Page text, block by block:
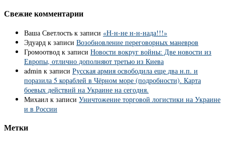
Свежие комментарии
Ваша Светлость к записи «Н-н-не н-н-нада!!!»
Эдуард к записи Возобновление переговорных маневров
Громоотвод к записи Новости вокруг войны: Две новости из
Европы, отлично дополняют третью из Киева
admin к записи Русская армия освободила еще два н.п. и
поразила 5 кораблей в Чёрном море (подробности). Карта
боевых действий на Украине на сегодня.
Михаил к записи Уничтожение торговой логистики на Украине
и в России
Метки